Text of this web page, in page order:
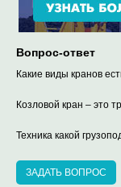
Вопрос-ответ
Какие виды кранов
Козловой кран – это
Техника какой
ЗАДАТЬ ВОПРОС